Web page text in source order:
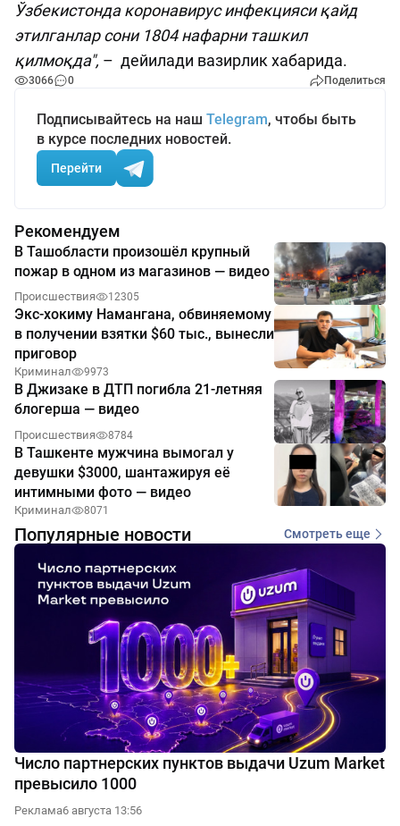
Ўзбекистонда коронавирус инфекцияси қайд
этилганлар сони 1804 нафарни ташкил
қилмоқда", – дейилади вазирлик хабарида.
3066 0 Поделиться
Подписывайтесь на наш Telegram, чтобы быть
в курсе последних новостей.
Перейти
Рекомендуем
В Ташобласти произошёл крупный
пожар в одном из магазинов — видео
Происшествия 12305
Экс-хокиму Намангана, обвиняемому
в получении взятки $60 тыс., вынесли
приговор
Криминал 9973
В Джизаке в ДТП погибла 21-летняя
блогерша — видео
Происшествия 8784
В Ташкенте мужчина вымогал у
девушки $3000, шантажируя её
интимными фото — видео
Криминал 8071
Популярные новости Смотреть еще
Число партнерских пунктов выдачи Uzum Market
превысило 1000
Реклама6 августа 13:56